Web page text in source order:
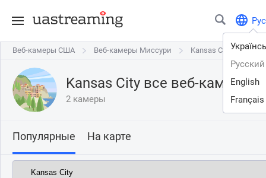
Рус
Русский
English
Français
Веб-камеры США Веб-камеры Миссури Kansas City
Веб-камеры США Веб-камеры Миссури Kansas City
Kansas City все веб-камеры
2 камеры
Популярные На карте